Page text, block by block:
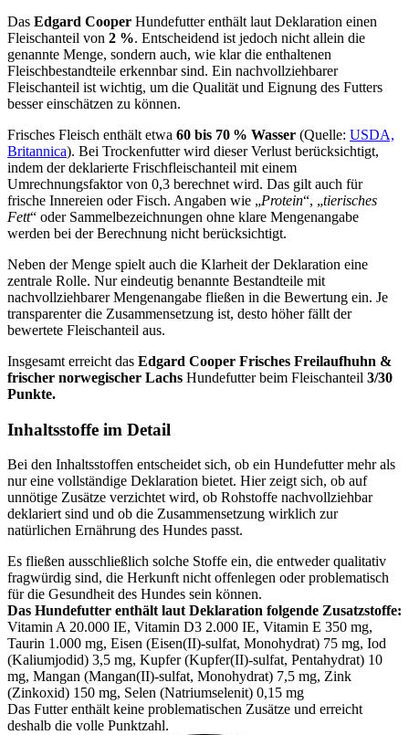
Das Edgard Cooper Hundefutter enthält laut Deklaration einen
Fleischanteil von 2 %. Entscheidend ist jedoch nicht allein die
genannte Menge, sondern auch, wie klar die enthaltenen
Fleischbestandteile erkennbar sind. Ein nachvollziehbarer
Fleischanteil ist wichtig, um die Qualität und Eignung des Futters
besser einschätzen zu können.
Frisches Fleisch enthält etwa 60 bis 70 % Wasser (Quelle: USDA,
Britannica). Bei Trockenfutter wird dieser Verlust berücksichtigt,
indem der deklarierte Frischfleischanteil mit einem
Umrechnungsfaktor von 0,3 berechnet wird. Das gilt auch für
frische Innereien oder Fisch. Angaben wie „Protein“, „tierisches
Fett“ oder Sammelbezeichnungen ohne klare Mengenangabe
werden bei der Berechnung nicht berücksichtigt.
Neben der Menge spielt auch die Klarheit der Deklaration eine
zentrale Rolle. Nur eindeutig benannte Bestandteile mit
nachvollziehbarer Mengenangabe fließen in die Bewertung ein. Je
transparenter die Zusammensetzung ist, desto höher fällt der
bewertete Fleischanteil aus.
Insgesamt erreicht das Edgard Cooper Frisches Freilaufhuhn &
frischer norwegischer Lachs Hundefutter beim Fleischanteil 3/30
Punkte.
Inhaltsstoffe im Detail
Bei den Inhaltsstoffen entscheidet sich, ob ein Hundefutter mehr als
nur eine vollständige Deklaration bietet. Hier zeigt sich, ob auf
unnötige Zusätze verzichtet wird, ob Rohstoffe nachvollziehbar
deklariert sind und ob die Zusammensetzung wirklich zur
natürlichen Ernährung des Hundes passt.
Es fließen ausschließlich solche Stoffe ein, die entweder qualitativ
fragwürdig sind, die Herkunft nicht offenlegen oder problematisch
für die Gesundheit des Hundes sein können.
Das Hundefutter enthält laut Deklaration folgende Zusatzstoffe:
Vitamin A 20.000 IE, Vitamin D3 2.000 IE, Vitamin E 350 mg,
Taurin 1.000 mg, Eisen (Eisen(II)-sulfat, Monohydrat) 75 mg, Iod
(Kaliumjodid) 3,5 mg, Kupfer (Kupfer(II)-sulfat, Pentahydrat) 10
mg, Mangan (Mangan(II)-sulfat, Monohydrat) 7,5 mg, Zink
(Zinkoxid) 150 mg, Selen (Natriumselenit) 0,15 mg
Das Futter enthält keine problematischen Zusätze und erreicht
deshalb die volle Punktzahl.